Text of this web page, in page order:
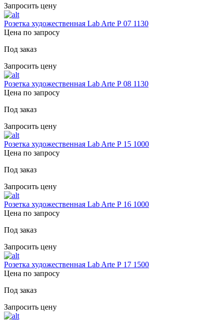
Запросить цену
Розетка художественная Lab Arte Р 07 1130
Цена по запросу
Под заказ
Запросить цену
Розетка художественная Lab Arte Р 08 1130
Цена по запросу
Под заказ
Запросить цену
Розетка художественная Lab Arte Р 15 1000
Цена по запросу
Под заказ
Запросить цену
Розетка художественная Lab Arte Р 16 1000
Цена по запросу
Под заказ
Запросить цену
Розетка художественная Lab Arte Р 17 1500
Цена по запросу
Под заказ
Запросить цену